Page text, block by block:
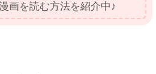
画を読む方法を紹介中♪